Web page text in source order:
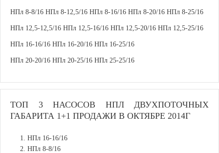
НПл 8-8/16 НПл 8-12,5/16 НПл 8-16/16 НПл 8-20/16 НПл 8-25/16
НПл 12,5-12,5/16 НПл 12,5-16/16 НПл 12,5-20/16 НПл 12,5-25/16
НПл 16-16/16 НПл 16-20/16 НПл 16-25/16
НПл 20-20/16 НПл 20-25/16 НПл 25-25/16
ТОП 3 НАСОСОВ НПЛ ДВУХПОТОЧНЫХ
ГАБАРИТА 1+1 ПРОДАЖИ В ОКТЯБРЕ 2014Г
НПл 16-16/16
НПл 8-8/16